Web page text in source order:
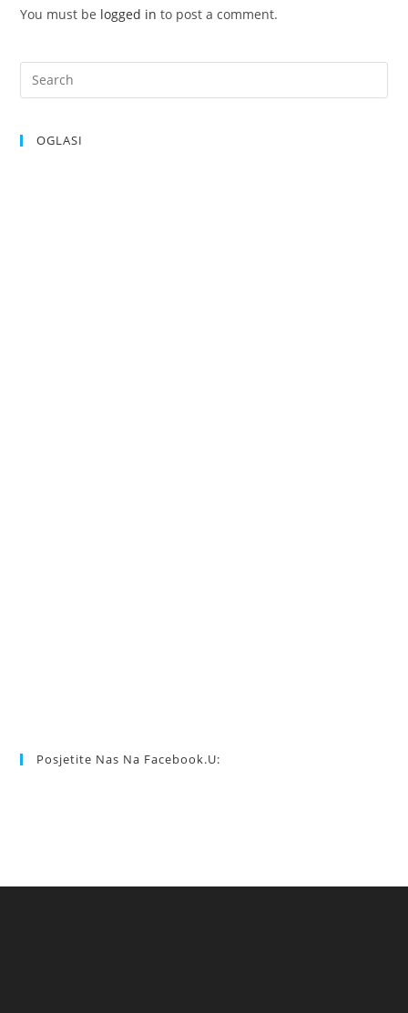
You must be logged in to post a comment.
OGLASI
Posjetite Nas Na Facebook.u: